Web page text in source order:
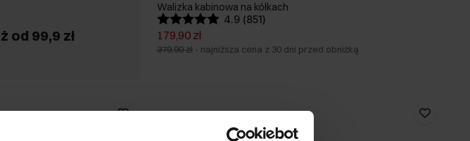
Walizka kabinowa na kółkach
4.9 (851)
179,90 zł
379,90 zł - najniższa cena z 30 dni przed obniżką
od 99,9 zł